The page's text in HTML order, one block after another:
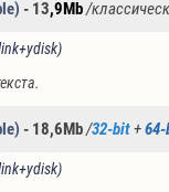
- 13,9Mb/
- 18,6Mb/32-bit+